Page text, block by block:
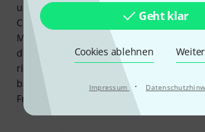
Geht klar
Cookies ablehnen
Impressum ·
untergitarre@thomann.de
, Telefon
Chat mit Rat und Tat zur Seite. Weil die
Musikinstrumentes immer eine
die
30 Tage Money-Back-Garantie
von
risikoloses und entspanntes Einkaufen.
bieten
3 Jahre Thomann Garantielange
Freude am Instrument.